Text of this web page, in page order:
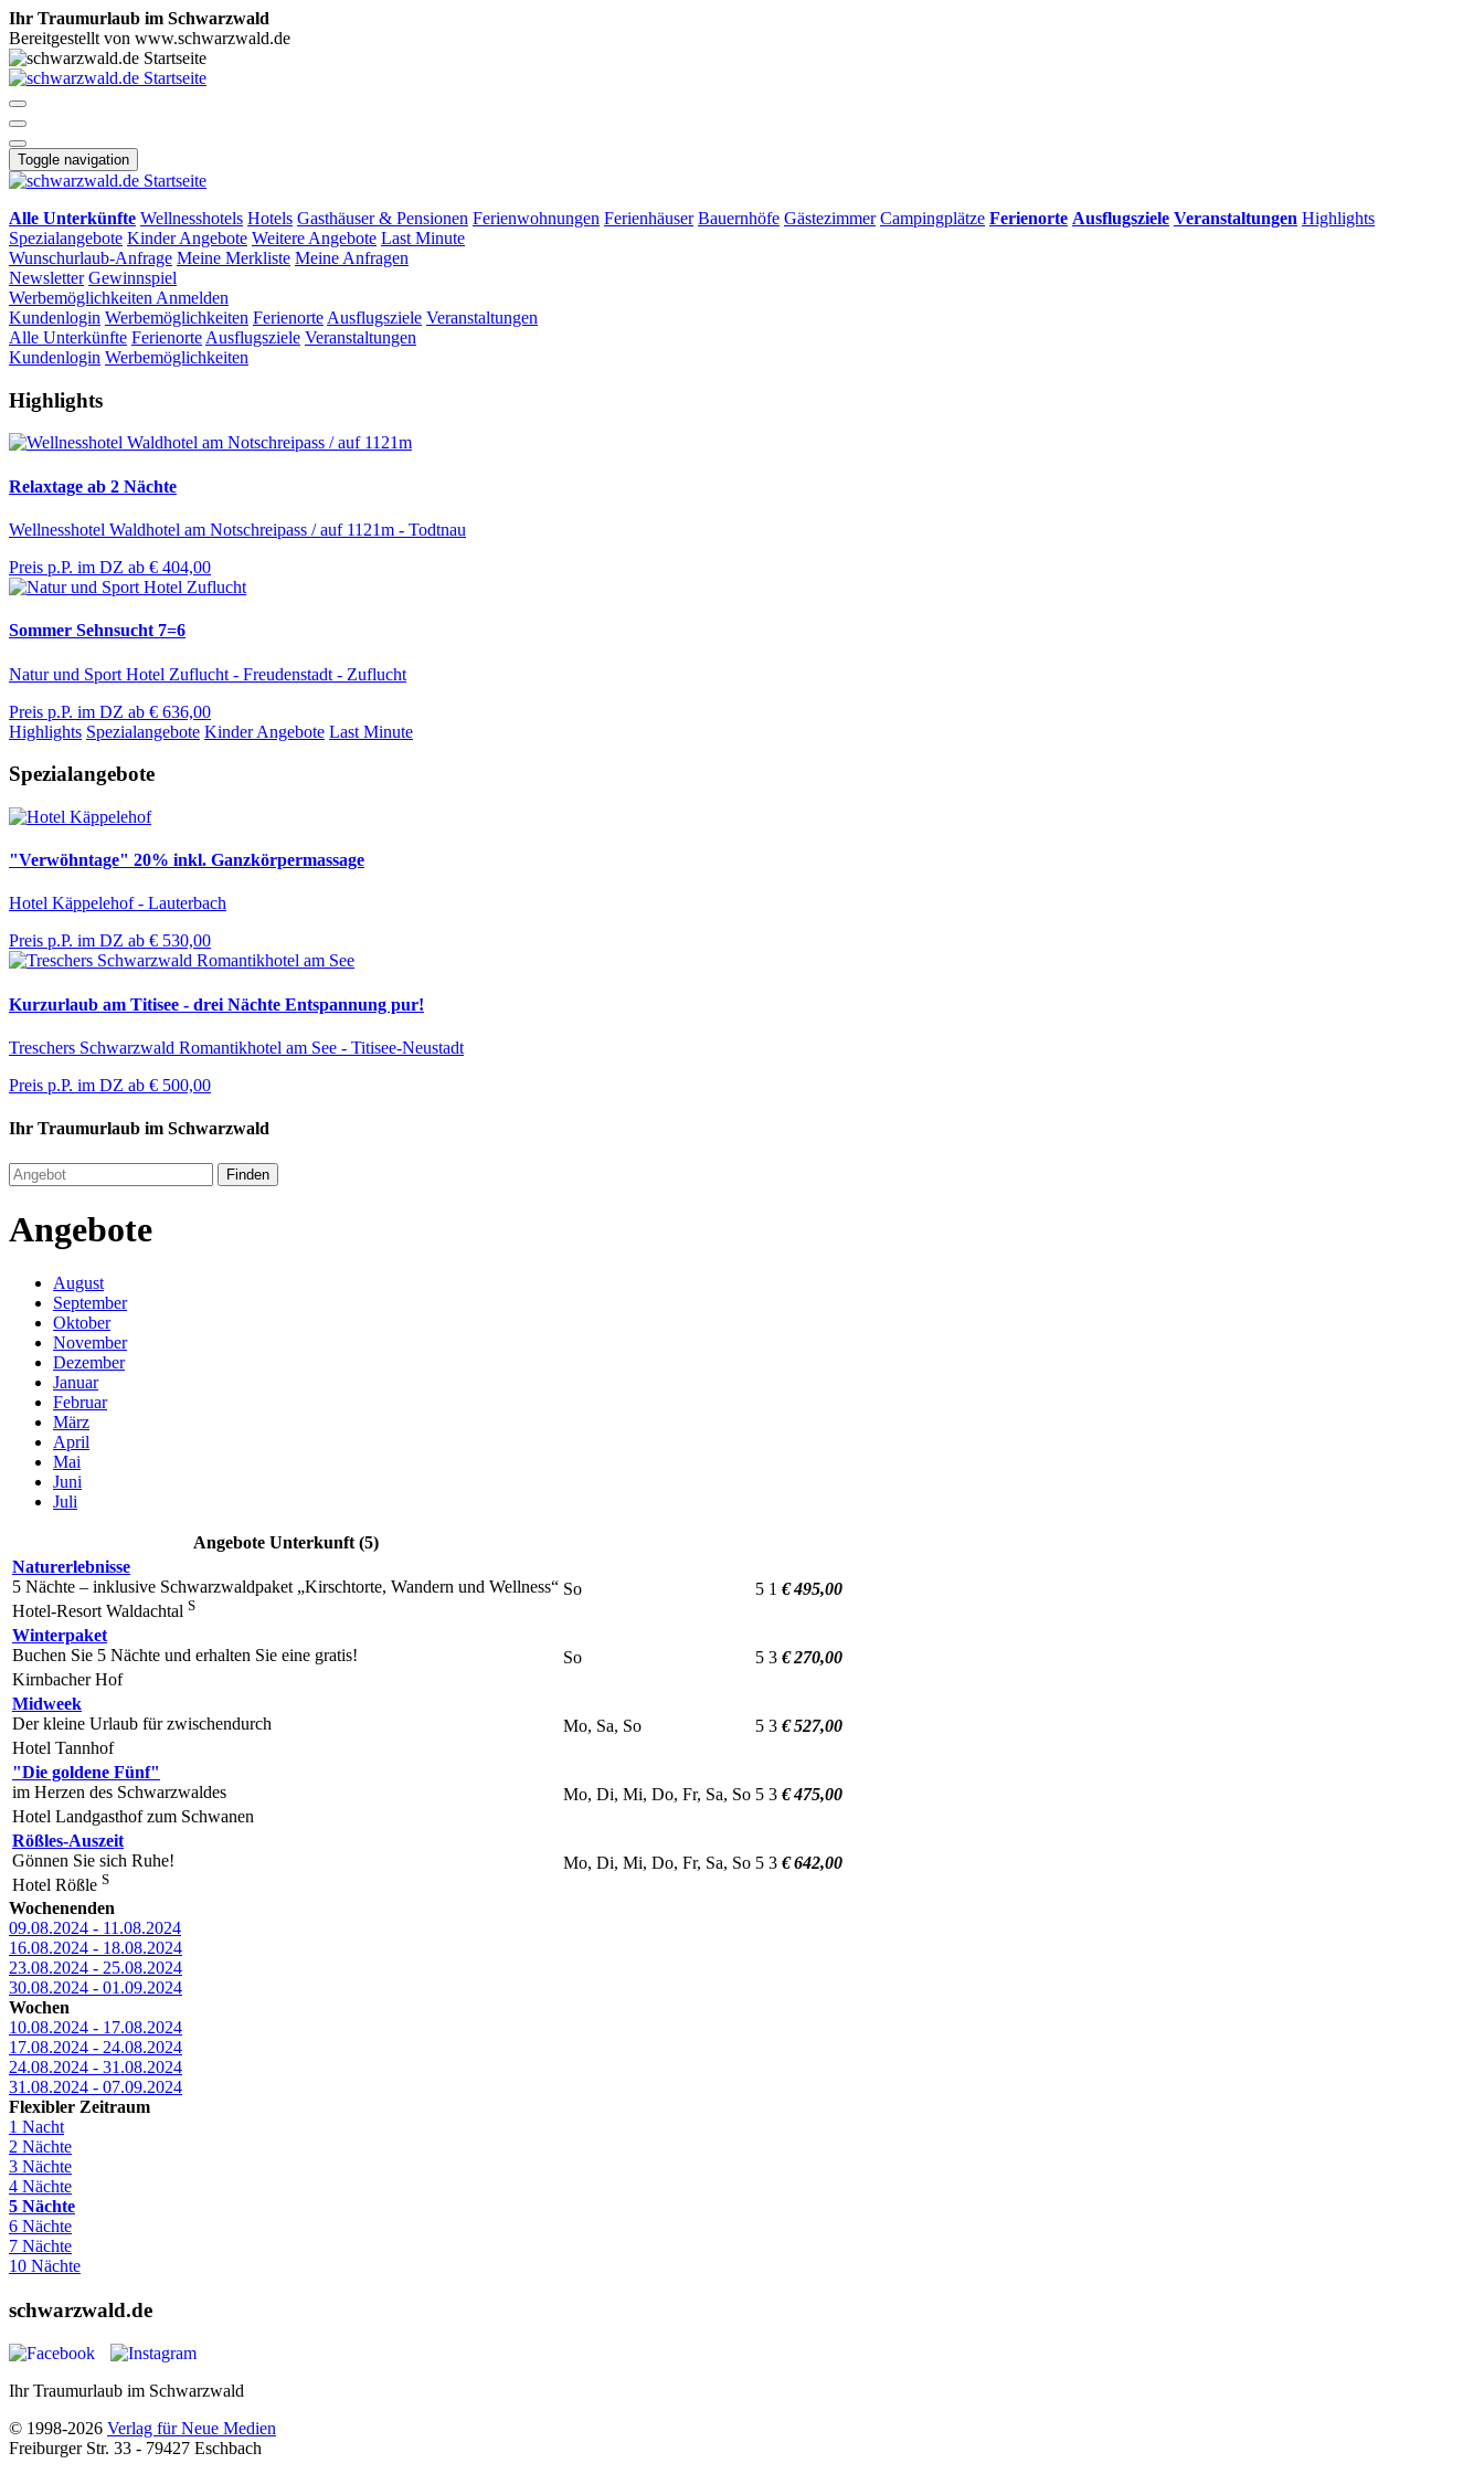
Ihr Traumurlaub im Schwarzwald
Bereitgestellt von www.schwarzwald.de
Toggle navigation
Alle Unterkünfte Wellnesshotels Hotels Gasthäuser & Pensionen Ferienwohnungen Ferienhäuser Bauernhöfe Gästezimmer Campingplätze Ferienorte Ausflugsziele Veranstaltungen Highlights
Spezialangebote Kinder Angebote Weitere Angebote Last Minute
Wunschurlaub-Anfrage Meine Merkliste Meine Anfragen
Newsletter Gewinnspiel
Werbemöglichkeiten Anmelden
Kundenlogin Werbemöglichkeiten Ferienorte Ausflugsziele Veranstaltungen
Alle Unterkünfte Ferienorte Ausflugsziele Veranstaltungen
Kundenlogin Werbemöglichkeiten
Highlights
Relaxtage ab 2 Nächte
Wellnesshotel Waldhotel am Notschreipass / auf 1121m - Todtnau
Preis p.P. im DZ ab € 404,00
Sommer Sehnsucht 7=6
Natur und Sport Hotel Zuflucht - Freudenstadt - Zuflucht
Preis p.P. im DZ ab € 636,00
Highlights Spezialangebote Kinder Angebote Last Minute
Spezialangebote
"Verwöhntage" 20% inkl. Ganzkörpermassage
Hotel Käppelehof - Lauterbach
Preis p.P. im DZ ab € 530,00
Kurzurlaub am Titisee - drei Nächte Entspannung pur!
Treschers Schwarzwald Romantikhotel am See - Titisee-Neustadt
Preis p.P. im DZ ab € 500,00
Ihr Traumurlaub im Schwarzwald
Finden
Angebote
August
September
Oktober
November
Dezember
Januar
Februar
März
April
Mai
Juni
Juli
Angebote Unterkunft (5)
Naturerlebnisse
5 Nächte – inklusive Schwarzwaldpaket „Kirschtorte, Wandern und Wellness“
Hotel-Resort Waldachtal S
So 5 1 € 495,00
Winterpaket
Buchen Sie 5 Nächte und erhalten Sie eine gratis!
Kirnbacher Hof
So 5 3 € 270,00
Midweek
Der kleine Urlaub für zwischendurch
Hotel Tannhof
Mo, Sa, So 5 3 € 527,00
"Die goldene Fünf"
im Herzen des Schwarzwaldes
Hotel Landgasthof zum Schwanen
Mo, Di, Mi, Do, Fr, Sa, So 5 3 € 475,00
Rößles-Auszeit
Gönnen Sie sich Ruhe!
Hotel Rößle S
Mo, Di, Mi, Do, Fr, Sa, So 5 3 € 642,00
Wochenenden
09.08.2024 - 11.08.2024
16.08.2024 - 18.08.2024
23.08.2024 - 25.08.2024
30.08.2024 - 01.09.2024
Wochen
10.08.2024 - 17.08.2024
17.08.2024 - 24.08.2024
24.08.2024 - 31.08.2024
31.08.2024 - 07.09.2024
Flexibler Zeitraum
1 Nacht
2 Nächte
3 Nächte
4 Nächte
5 Nächte
6 Nächte
7 Nächte
10 Nächte
schwarzwald.de
Ihr Traumurlaub im Schwarzwald
© 1998-2026 Verlag für Neue Medien
Freiburger Str. 33 - 79427 Eschbach